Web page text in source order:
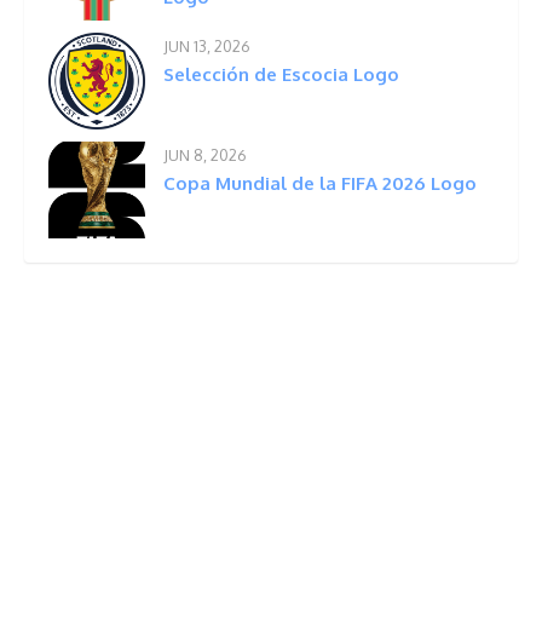
JUN 13, 2026
Selección de Escocia Logo
JUN 8, 2026
Copa Mundial de la FIFA 2026 Logo